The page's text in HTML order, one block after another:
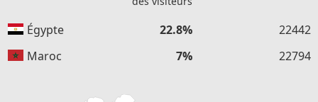
Égypte 22.8%
22442
Maroc
7% 22794